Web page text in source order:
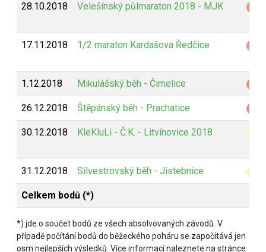
28.10.2018 Velešínský půlmaraton 2018 - MJK
17.11.2018 1/2 maraton Kardašova Ředčice
1.12.2018 Mikulášský běh - Čimelice
26.12.2018 Štěpánský běh - Prachatice
30.12.2018 KleKluLi - Č.K. - Litvínovice 2018
31.12.2018 Silvestrovský běh - Jistebnice
Celkem bodů (*)
*) jde o součet bodů ze všech absolvovaných závodů. V
případě počítání bodů do běžeckého poháru se započítává jen
osm nejlepších výsledků. Více informací naleznete na stránce